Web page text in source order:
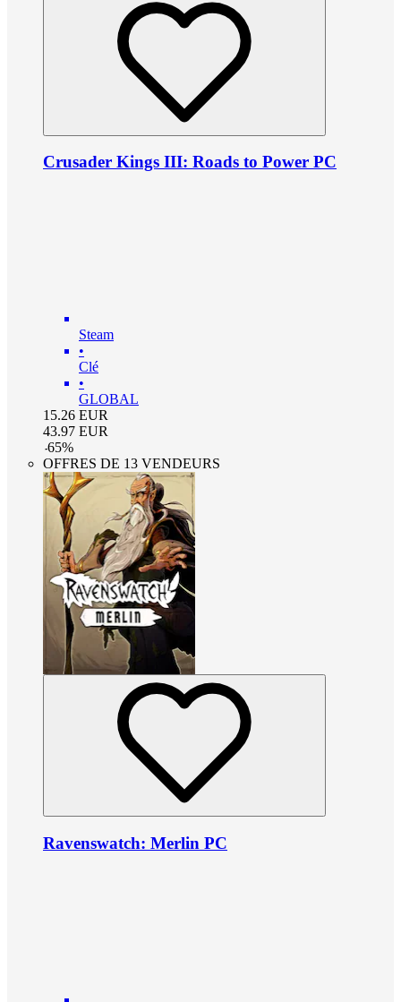
Crusader Kings III: Roads to Power PC
Steam
•
Clé
•
GLOBAL
15.26 EUR
43.97 EUR
-65%
OFFRES DE 13 VENDEURS
Ravenswatch: Merlin PC